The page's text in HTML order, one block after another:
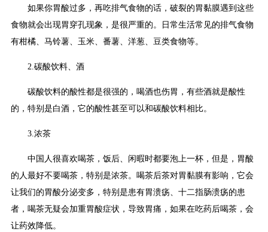
如果你胃酸过多，再吃排气食物的话，破裂的胃黏膜遇到这些
食物就会出现胃穿孔现象，是很严重的。日常生活常见的排气食物
有柑橘、马铃薯、玉米、番薯、洋葱、豆类食物等。
2.碳酸饮料、酒
碳酸饮料的酸性都是很强的，喝酒也伤胃，有些酒就是酸性
的，特别是白酒，它的酸性甚至可以和碳酸饮料相比。
3.浓茶
中国人很喜欢喝茶，饭后、闲暇时都要泡上一杯，但是，胃酸
的人最好不要喝茶，特别是浓茶。喝茶后茶对胃黏膜有影响，它会
让我们的胃酸分泌变多，特别是患有胃溃疡、十二指肠溃疡的患
者，喝茶无疑会加重胃酸症状，导致胃痛，如果在吃药后喝茶，会
让药效降低。